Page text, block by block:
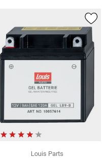
Louis Parts